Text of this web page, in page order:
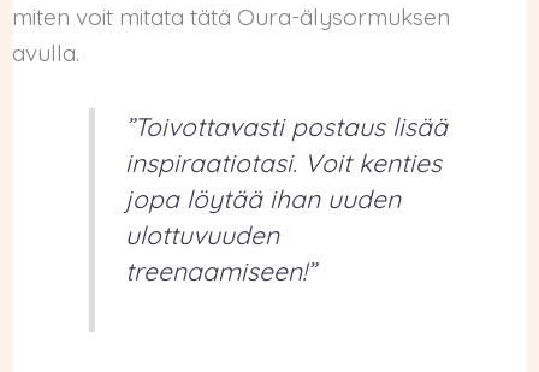
miten voit mitata tätä Oura-älysormuksen
avulla.
”Toivottavasti postaus lisää
inspiraatiotasi. Voit kenties
jopa löytää ihan uuden
ulottuvuuden
treenaamiseen!”